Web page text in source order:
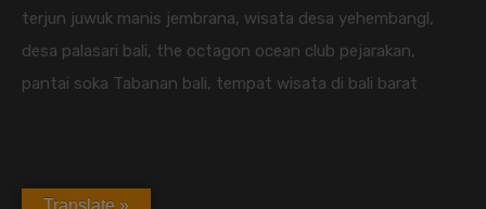
terjun juwuk manis jembrana, wisata desa yehembangl,
desa palasari bali, the octagon ocean club pejarakan,
pantai soka Tabanan bali, tempat wisata di bali barat
Translate »